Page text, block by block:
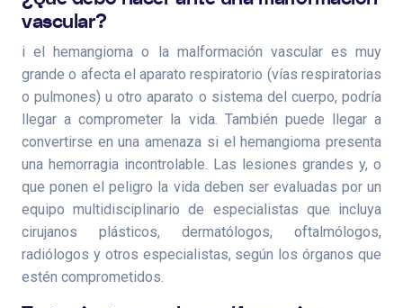
vascular?
i el hemangioma o la malformación vascular es muy
grande o afecta el aparato respiratorio (vías respiratorias
o pulmones) u otro aparato o sistema del cuerpo, podría
llegar a comprometer la vida. También puede llegar a
convertirse en una amenaza si el hemangioma presenta
una hemorragia incontrolable. Las lesiones grandes y, o
que ponen el peligro la vida deben ser evaluadas por un
equipo multidisciplinario de especialistas que incluya
cirujanos plásticos, dermatólogos, oftalmólogos,
radiólogos y otros especialistas, según los órganos que
estén comprometidos.